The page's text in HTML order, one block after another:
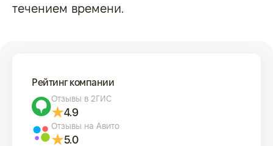
течением времени.
Рейтинг компании
Отзывы в 2ГИС
4.9
Отзывы на Авито
5.0